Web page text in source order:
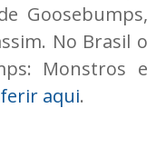
Goosebumps,
No Brasil o
Monstros e
aqui.